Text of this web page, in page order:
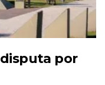
disputa por